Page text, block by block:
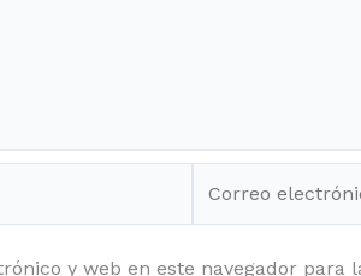
electrónico*
y web en este navegador para